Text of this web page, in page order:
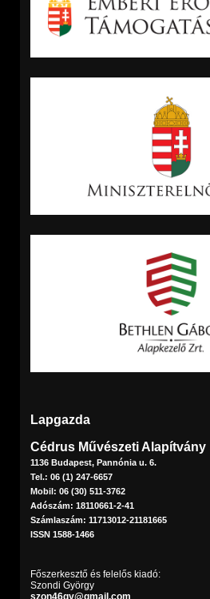
Lapgazda
Cédrus Művészeti Alapítvány
1136 Budapest, Pannónia u. 6.
Tel.: 06 (1) 247-6657
Mobil: 06 (30) 511-3762
Adószám: 18110661-2-41
Számlaszám: 11713012-21181665
ISSN 1588-1466
Főszerkesztő és felelős kiadó:
Szondi György